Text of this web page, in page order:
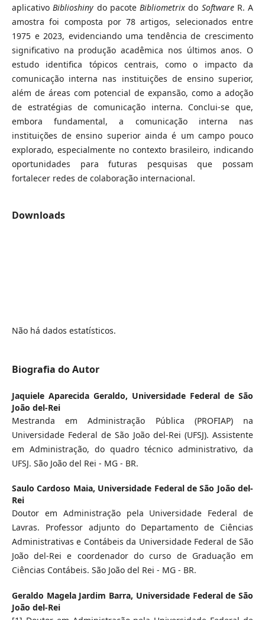
aplicativoBiblioshiny do pacoteBibliometrix do SoftwareR. A
amostra foi composta por 78 artigos, selecionados entre
1975 e 2023, evidenciando uma tendência de crescimento
significativo na produção acadêmica nos últimos anos. O
estudo identifica tópicos centrais, como o impacto da
comunicação interna nas instituições de ensino superior,
além de áreas com potencial de expansão, como a adoção
de estratégias de comunicação interna. Conclui-se que,
embora fundamental, a comunicação interna nas
instituições de ensino superior ainda é um campo pouco
explorado, especialmente no contexto brasileiro, indicando
oportunidades para futuras pesquisas que possam
fortalecer redes de colaboração internacional.
Downloads
Não há dados estatísticos.
Biografia do Autor
Jaquiele Aparecida Geraldo, Universidade Federal de São
João del-Rei
Mestranda em Administração Pública (PROFIAP) na
Universidade Federal de São João del-Rei (UFSJ). Assistente
em Administração, do quadro técnico administrativo, da
UFSJ. São João del Rei - MG - BR.
Saulo Cardoso Maia, Universidade Federal de São João del-
Rei
Doutor em Administração pela Universidade Federal de
Lavras. Professor adjunto do Departamento de Ciências
Administrativas e Contábeis da Universidade Federal de São
João del-Rei e coordenador do curso de Graduação em
Ciências Contábeis. São João del Rei - MG - BR.
Geraldo Magela Jardim Barra, Universidade Federal de São
João del-Rei